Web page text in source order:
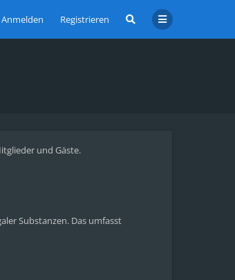
Anmelden Registrieren
und Gäste.
Substanzen. Das umfasst